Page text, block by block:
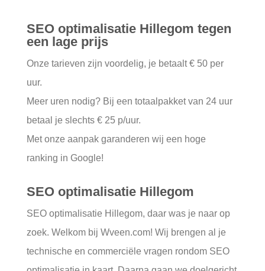
SEO optimalisatie Hillegom tegen
een lage prijs
Onze tarieven zijn voordelig, je betaalt € 50 per
uur.
Meer uren nodig? Bij een totaalpakket van 24 uur
betaal je slechts € 25 p/uur.
Met onze aanpak garanderen wij een hoge
ranking in Google!
SEO optimalisatie Hillegom
SEO optimalisatie Hillegom, daar was je naar op
zoek. Welkom bij Wveen.com! Wij brengen al je
technische en commerciële vragen rondom SEO